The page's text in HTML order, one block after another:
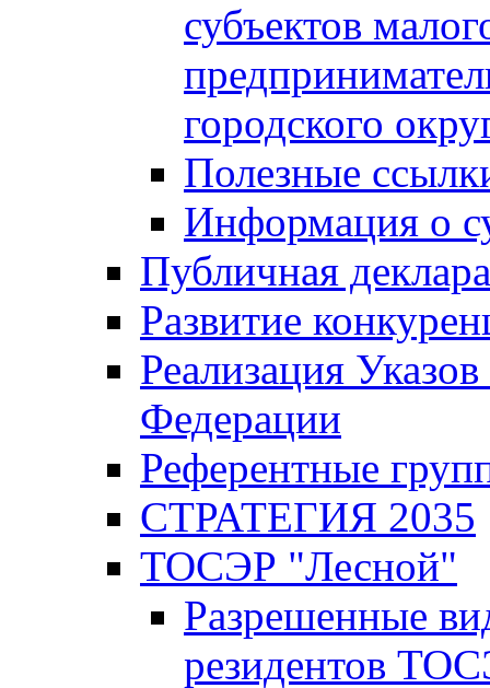
субъектов
городского
Полезные
Информация о
Публичная
Развитие
Реализация
Федерации
Референтные
СТРАТЕГИЯ 2035
ТОСЭР "Лесной"
Разрешенные
резидентов